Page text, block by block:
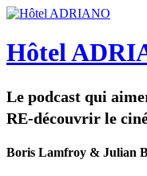
Hôtel
Le podcast qui
RE-découvrir le
Boris Lamfroy & Julian